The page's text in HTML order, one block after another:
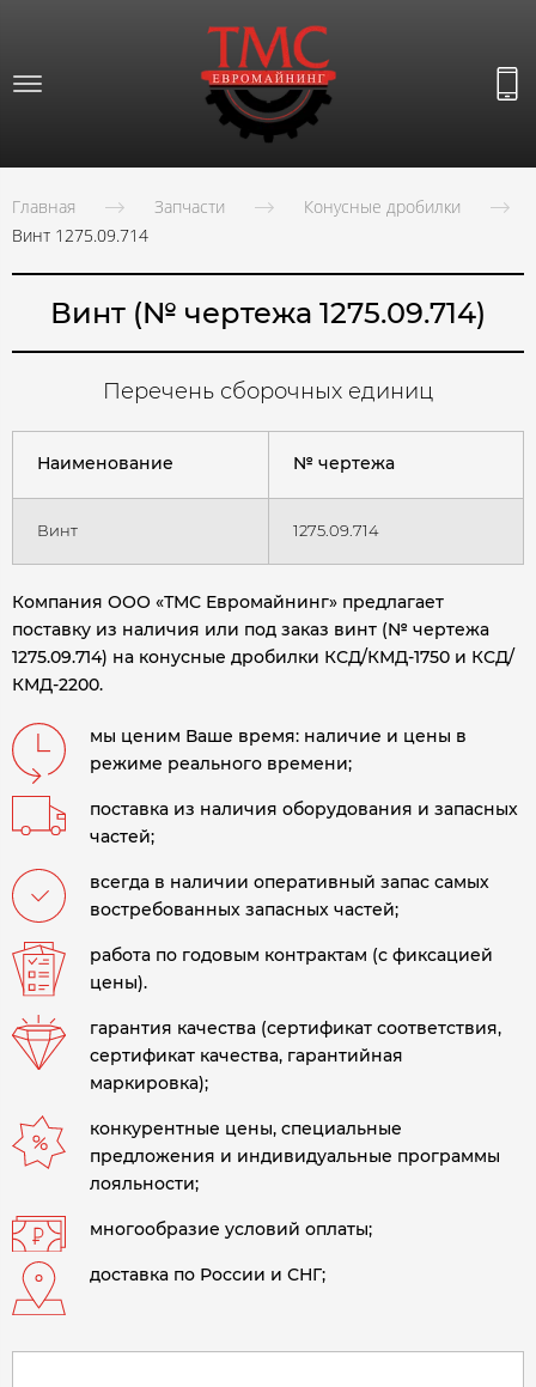
Главная Запчасти
Конусные дробилки
Винт 1275.09.714
Винт (№ чертежа 1275.09.714)
Перечень сборочных единиц
Наименование № чертежа
Винт 1275.09.714
Компания ООО «ТМС Евромайнинг» предлагает
поставку из наличия или под заказ винт (№ чертежа
1275.09.714) на конусные дробилки КСД/КМД-1750 и КСД/
КМД-2200.
мы ценим Ваше время: наличие и цены в
режиме реального времени;
поставка из наличия оборудования и запасных
частей;
всегда в наличии оперативный запас самых
востребованных запасных частей;
работа по годовым контрактам (с фиксацией
цены).
гарантия качества (сертификат соответствия,
сертификат качества, гарантийная
маркировка);
конкурентные цены, специальные
предложения и индивидуальные программы
лояльности;
многообразие условий оплаты;
доставка по России и СНГ;